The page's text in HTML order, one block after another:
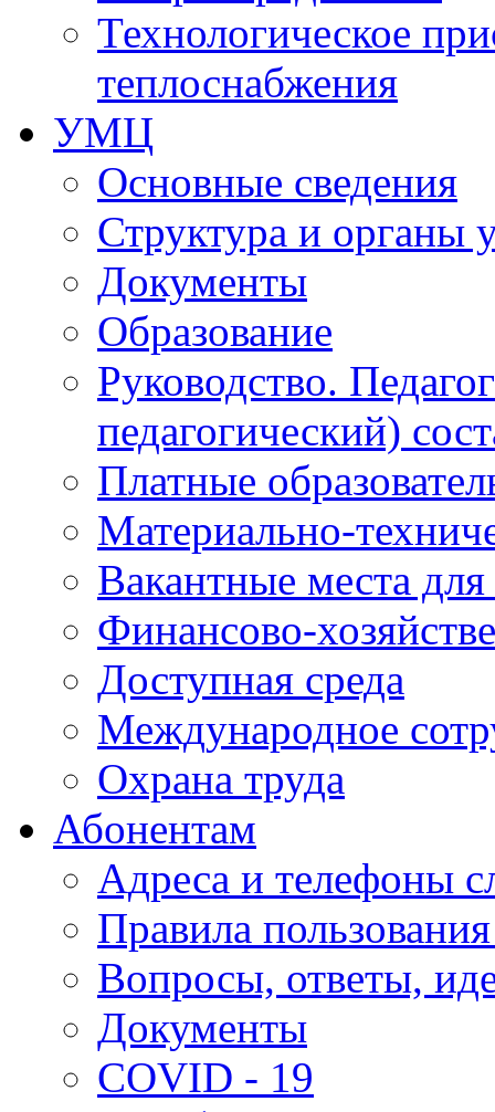
Технологическое
теплоснабжения
УМЦ
Основные сведения
Структура и органы
Документы
Образование
Руководство.
педагогический)
Платные
Материально-
Вакантные места
Финансово-
Доступная среда
Международное
Охрана труда
Абонентам
Адреса и телефоны
Правила
Вопросы, ответы,
Документы
COVID - 19